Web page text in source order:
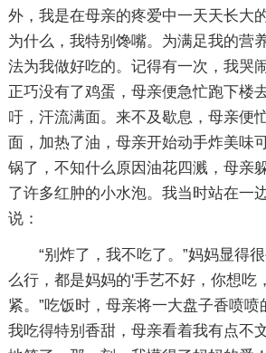
外，我是在母亲的疼爱中一天天长大
为什么，我特别馋嘴。为满足我的营
法为我做好吃的。记得有一次，我哭
正巧没有了鸡蛋，母亲便急忙跑下楼
吁，汗流满面。来不及歇息，母亲便
面，加热了油，母亲开始动手炸美味
锅了，不知什么原因油花四溅，母亲
了许多红肿的小水泡。我当时站在一
说：
“别炸了，我不吃了。”妈妈显得
么行，都是妈妈的'手艺不好，你想吃
紧。”吃饭时，母亲将一大盘子香喷喷
我吃得特别香甜，母亲看着我有点不